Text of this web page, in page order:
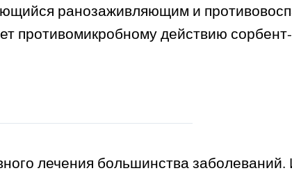
ранозаживляющим и
противомикробному действию
лечения большинства заболеваний.